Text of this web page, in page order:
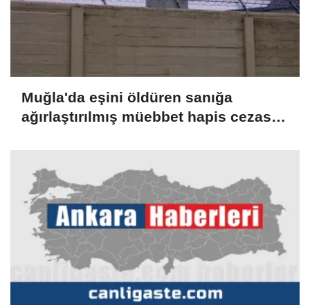
Muğla'da eşini öldüren sanığa
ağırlaştırılmış müebbet hapis cezası